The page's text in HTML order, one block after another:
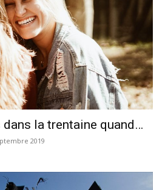
la trentaine quand…
2019